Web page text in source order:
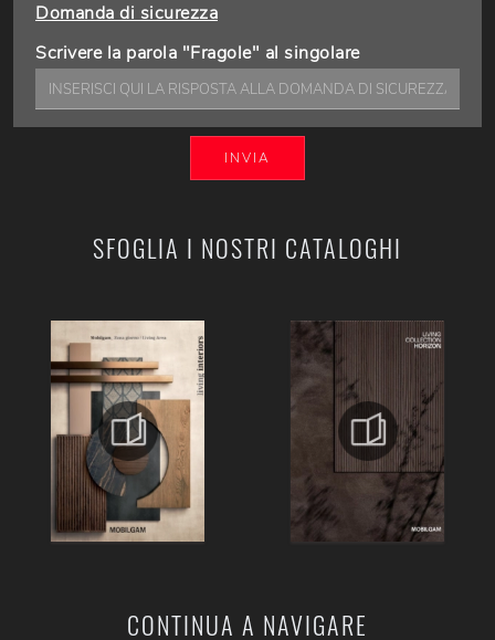
SFOGLIA I NOSTRI CATALOGHI
CONTINUA A NAVIGARE
Domanda di sicurezza
Scrivere la parola "Fragole" al singolare
INVIA